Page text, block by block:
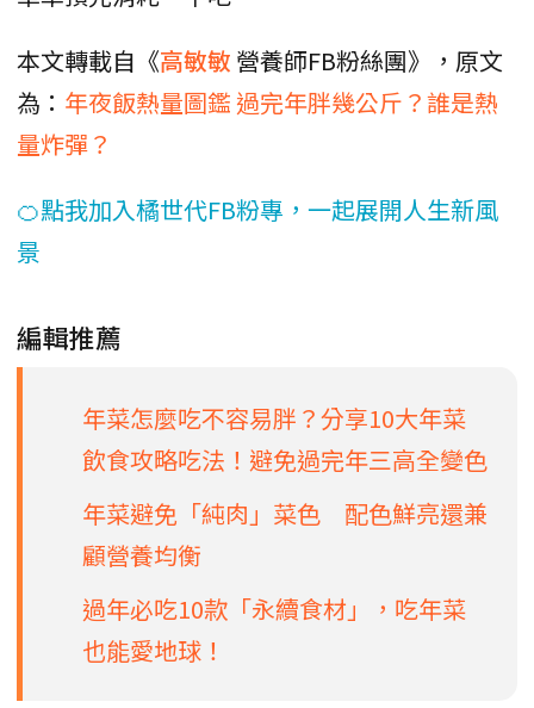
本文轉載自《高敏敏 營養師FB粉絲團》，原文
為： 年夜飯熱量圖鑑 過完年胖幾公斤？誰是熱
量炸彈？
🍊點我加入橘世代FB粉專，一起展開人生新風
景
編輯推薦
年菜怎麼吃不容易胖？分享10大年菜
飲食攻略吃法！避免過完年三高全變色
年菜避免「純肉」菜色 配色鮮亮還兼
顧營養均衡
過年必吃10款「永續食材」，吃年菜
也能愛地球！